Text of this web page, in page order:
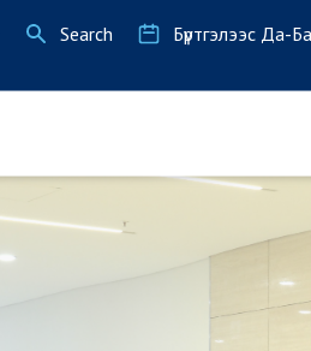
Search Бүртгэлээс Да-